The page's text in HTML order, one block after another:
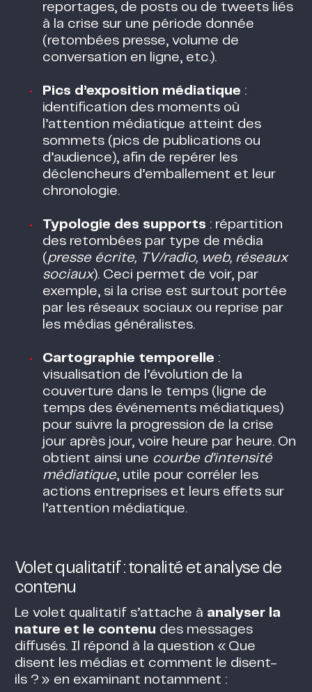
reportages, de posts ou de tweets liés
à la crise sur une période donnée
(retombées presse, volume de
conversation en ligne, etc.).
Pics d’exposition médiatique :
identification des moments où
l’attention médiatique atteint des
sommets (pics de publications ou
d’audience), afin de repérer les
déclencheurs d’emballement et leur
chronologie.
Typologie des supports : répartition
des retombées par type de média
(presse écrite, TV/radio, web, réseaux
sociaux). Ceci permet de voir, par
exemple, si la crise est surtout portée
par les réseaux sociaux ou reprise par
les médias généralistes.
Cartographie temporelle :
visualisation de l’évolution de la
couverture dans le temps (ligne de
temps des événements médiatiques)
pour suivre la progression de la crise
jour après jour, voire heure par heure. On
obtient ainsi une courbe d’intensité
médiatique, utile pour corréler les
actions entreprises et leurs effets sur
l’attention médiatique.
Volet qualitatif : tonalité et analyse de
contenu
Le volet qualitatif s’attache à analyser la
nature et le contenu des messages
diffusés. Il répond à la question « Que
disent les médias et comment le disent-
ils ? » en examinant notamment :